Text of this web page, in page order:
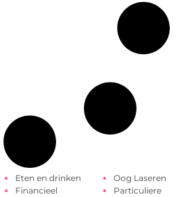
Eten en drinken
Financieel
Oog Laseren
Particuliere